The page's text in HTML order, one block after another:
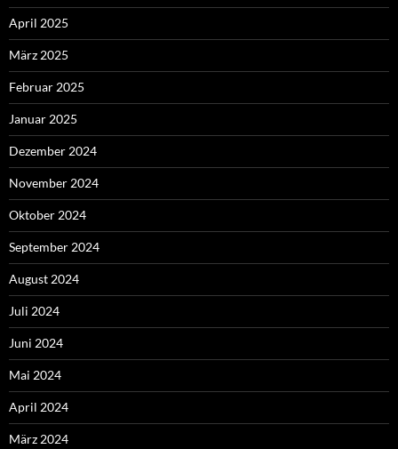
April 2025
März 2025
Februar 2025
Januar 2025
Dezember 2024
November 2024
Oktober 2024
September 2024
August 2024
Juli 2024
Juni 2024
Mai 2024
April 2024
März 2024